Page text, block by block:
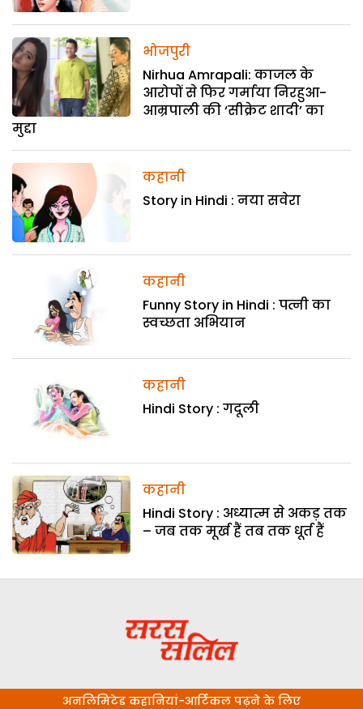
भोजपुरी
Nirhua Amrapali: काजल के
आरोपों से फिर गर्माया निरहुआ-
आम्रपाली की ‘सीक्रेट शादी’ का
मुद्दा
कहानी
Story in Hindi : नया सवेरा
कहानी
Funny Story in Hindi : पत्नी का
स्वच्छता अभियान
कहानी
Hindi Story : गदूली
कहानी
Hindi Story : अध्यात्म से अकड़ तक
– जब तक मूर्ख हैं तब तक धूर्त हैं
अनलिमिटेड कहानियां-आर्टिकल पढ़ने के लिए